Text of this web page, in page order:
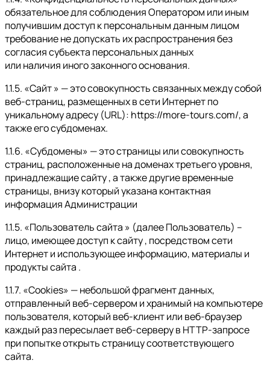
обязательное для соблюдения Оператором или иным
получившим доступ к персональным данным лицом
требование не допускать их распространения без
согласия субъекта персональных данных
или наличия иного законного основания.
1.1.5. «Сайт » — это совокупность связанных между собой
веб-страниц, размещенных в сети Интернет по
уникальному адресу (URL): https://more-tours.com/, а
также его субдоменах.
1.1.6. «Субдомены» — это страницы или совокупность
страниц, расположенные на доменах третьего уровня,
принадлежащие сайту , а также другие временные
страницы, внизу который указана контактная
информация Администрации
1.1.5. «Пользователь сайта » (далее Пользователь) –
лицо, имеющее доступ к сайту , посредством сети
Интернет и использующее информацию, материалы и
продукты сайта .
1.1.7. «Cookies» — небольшой фрагмент данных,
отправленный веб-сервером и хранимый на компьютере
пользователя, который веб-клиент или веб-браузер
каждый раз пересылает веб-серверу в HTTP-запросе
при попытке открыть страницу соответствующего
сайта.